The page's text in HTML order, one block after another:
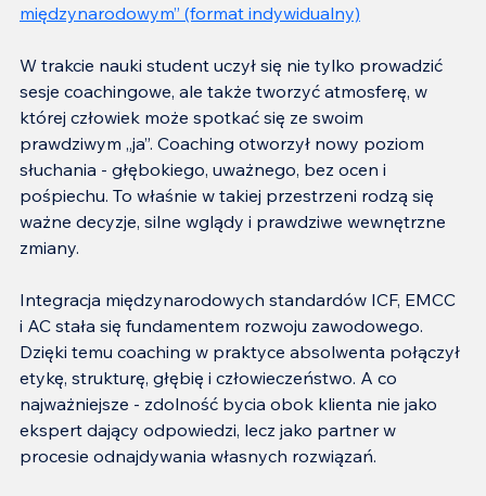
międzynarodowym” (format indywidualny)
W trakcie nauki student uczył się nie tylko prowadzić
sesje coachingowe, ale także tworzyć atmosferę, w
której człowiek może spotkać się ze swoim
prawdziwym „ja”. Coaching otworzył nowy poziom
słuchania - głębokiego, uważnego, bez ocen i
pośpiechu. To właśnie w takiej przestrzeni rodzą się
ważne decyzje, silne wglądy i prawdziwe wewnętrzne
zmiany.
Integracja międzynarodowych standardów ICF, EMCC
i AC stała się fundamentem rozwoju zawodowego.
Dzięki temu coaching w praktyce absolwenta połączył
etykę, strukturę, głębię i człowieczeństwo. A co
najważniejsze - zdolność bycia obok klienta nie jako
ekspert dający odpowiedzi, lecz jako partner w
procesie odnajdywania własnych rozwiązań.